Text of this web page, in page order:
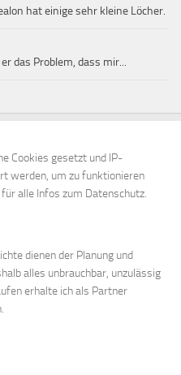
hat einige sehr kleine Löcher.
das Problem, dass mir...
Cookies gesetzt und IP-
werden, um zu funktionieren
alle Infos zum Datenschutz.
dienen der Planung und
alles unbrauchbar, unzulässig
erhalte ich als Partner